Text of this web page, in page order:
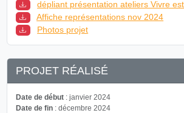
dépliant présentation ateliers Vivre
Affiche représentations nov 2024
Photos projet
PROJET RÉALISÉ
Date de début: janvier 2024
Date de fin: décembre 2024